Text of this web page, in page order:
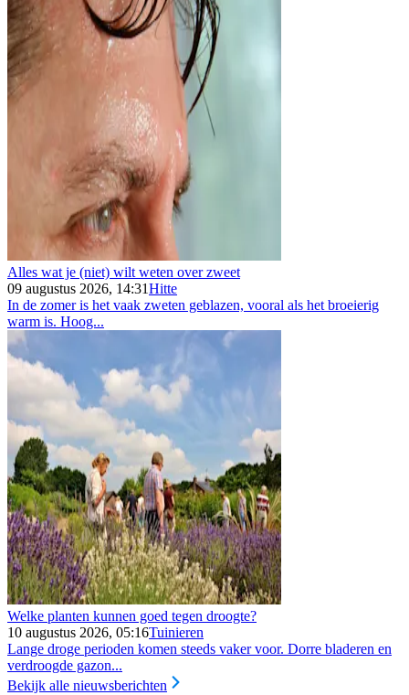
Alles wat je (niet) wilt weten over zweet
09 augustus 2026, 14:31Hitte
In de zomer is het vaak zweten geblazen, vooral als het broeierig
warm is. Hoog...
Welke planten kunnen goed tegen droogte?
10 augustus 2026, 05:16Tuinieren
Lange droge perioden komen steeds vaker voor. Dorre bladeren en
verdroogde gazon...
Bekijk alle nieuwsberichten